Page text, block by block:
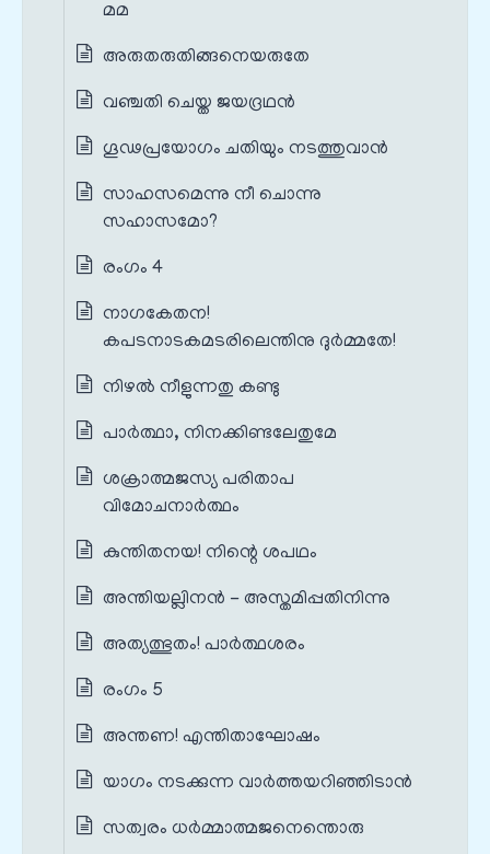
മമ
അരുതരുതിങ്ങനെയരുതേ
വഞ്ചതി ചെയ്ത ജയദ്രഥന്‍
ഗൂഢപ്രയോഗം ചതിയും നടത്തുവാന്‍
സാഹസമെന്നു നീ ചൊന്നു
സഹാസമോ?
രംഗം 4
നാഗകേതന!
കപടനാടകമടരിലെന്തിനു ദുര്‍മ്മതേ!
നിഴല്‍ നീളുന്നതു കണ്ടു
പാര്‍ത്ഥാ, നിനക്കിണ്ടലേതുമേ
ശക്രാത്മജസ്യ പരിതാപ
വിമോചനാര്‍ത്ഥം
കുന്തിതനയ! നിന്റെ ശപഥം
അന്തിയല്ലിനന്‍ - അസ്തമിപ്പതിനിന്നു
അത്യത്ഭുതം! പാര്‍ത്ഥശരം
രംഗം 5
അന്തണ! എന്തിതാഘോഷം
യാഗം നടക്കുന്ന വാര്‍ത്തയറിഞ്ഞിടാന്‍
സത്വരം ധര്‍മ്മാത്മജനെന്തൊരു